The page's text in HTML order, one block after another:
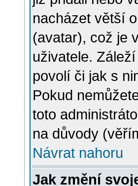
nacházet větší
(avatar), což je
uživatele.
povolí či jak s
Pokud
toto
na důvody
Návrat nahoru
Jak změní